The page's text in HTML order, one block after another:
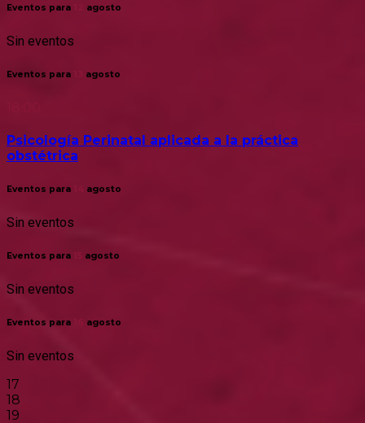
Eventos para agosto
Sin eventos
Eventos para agosto
Psicología Perinatal aplicada a la práctica
obstétrica
Eventos para agosto
Sin eventos
Eventos para agosto
Sin eventos
Eventos para agosto
Sin eventos
17
18
19